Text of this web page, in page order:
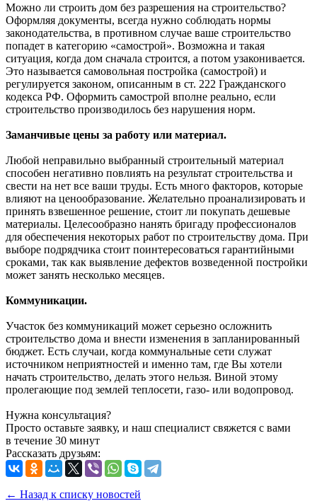
Можно ли строить дом без разрешения на строительство?
Оформляя документы, всегда нужно соблюдать нормы
законодательства, в противном случае ваше строительство
попадет в категорию «самострой». Возможна и такая
ситуация, когда дом сначала строится, а потом узаконивается.
Это называется самовольная постройка (самострой) и
регулируется законом, описанным в ст. 222 Гражданского
кодекса РФ. Оформить самострой вполне реально, если
строительство производилось без нарушения норм.
Заманчивые цены за работу или материал.
Любой неправильно выбранный строительный материал
способен негативно повлиять на результат строительства и
свести на нет все ваши труды. Есть много факторов, которые
влияют на ценообразование. Желательно проанализировать и
принять взвешенное решение, стоит ли покупать дешевые
материалы. Целесообразно нанять бригаду профессионалов
для обеспечения некоторых работ по строительству дома. При
выборе подрядчика стоит поинтересоваться гарантийными
сроками, так как выявление дефектов возведенной постройки
может занять несколько месяцев.
Коммуникации.
Участок без коммуникаций может серьезно осложнить
строительство дома и внести изменения в запланированный
бюджет. Есть случаи, когда коммунальные сети служат
источником неприятностей и именно там, где Вы хотели
начать строительство, делать этого нельзя. Виной этому
пролегающие под землей теплосети, газо- или водопровод.
Нужна консультация?
Просто оставьте заявку, и наш специалист свяжется с вами
в течение 30 минут
Рассказать друзьям:
← Назад к списку новостей